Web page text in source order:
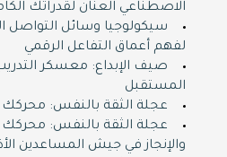
الاصطناعي العنان لقدراتك
سيكولوجيا وسائل التواصل
لفهم أعماق التفاعل الرقمي
المستقبل
عجلة الثقة بالنفس: محركك
عجلة الثقة بالنفس:
والإنجاز في جيش المساعدين